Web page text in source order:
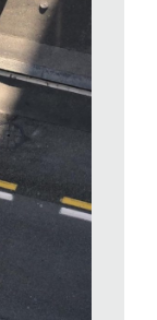
Sta al
messaggio
E
nel rilevare –
evocativo, e
cose in divenire,
d’ordine
umano,
di questa